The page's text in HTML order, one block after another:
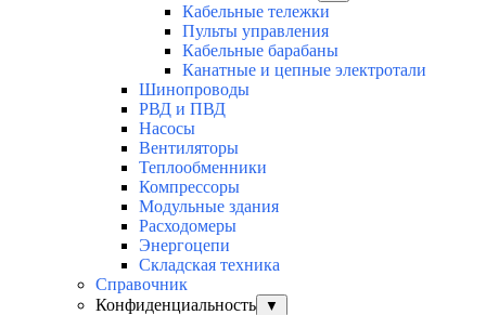
Кабельные тележки
Пульты управления
Кабельные барабаны
Канатные и цепные электротали
Шинопроводы
РВД и ПВД
Насосы
Вентиляторы
Теплообменники
Компрессоры
Модульные здания
Расходомеры
Энергоцепи
Складская техника
Справочник
Конфиденциальность
▼